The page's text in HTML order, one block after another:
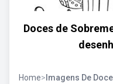
Doces de
Home> Imagens De